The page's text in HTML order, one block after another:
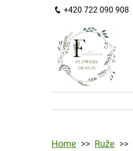
+420 722 090 908
Home Ruže